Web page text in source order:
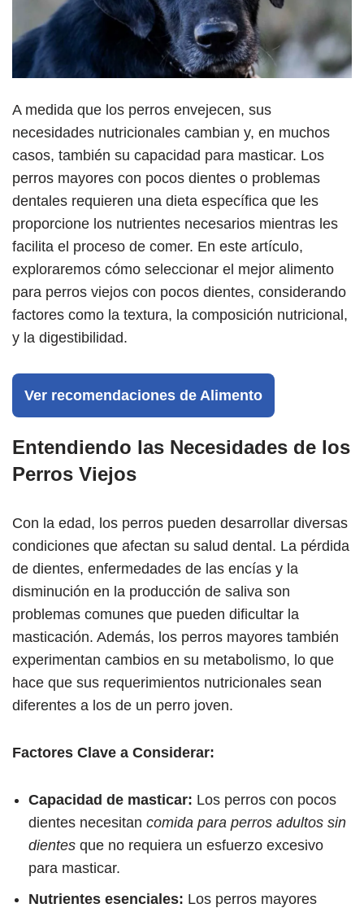
A medida que los perros envejecen, sus
necesidades nutricionales cambian y, en muchos
casos, también su capacidad para masticar. Los
perros mayores con pocos dientes o problemas
dentales requieren una dieta específica que les
proporcione los nutrientes necesarios mientras les
facilita el proceso de comer. En este artículo,
exploraremos cómo seleccionar el mejor alimento
para perros viejos con pocos dientes, considerando
factores como la textura, la composición nutricional,
y la digestibilidad.
Ver recomendaciones de Alimento
Entendiendo las Necesidades de los
Perros Viejos
Con la edad, los perros pueden desarrollar diversas
condiciones que afectan su salud dental. La pérdida
de dientes, enfermedades de las encías y la
disminución en la producción de saliva son
problemas comunes que pueden dificultar la
masticación. Además, los perros mayores también
experimentan cambios en su metabolismo, lo que
hace que sus requerimientos nutricionales sean
diferentes a los de un perro joven.
Factores Clave a Considerar:
Capacidad de masticar: Los perros con pocos
dientes necesitan comida para perros adultos sin
dientes que no requiera un esfuerzo excesivo
para masticar.
Nutrientes esenciales: Los perros mayores